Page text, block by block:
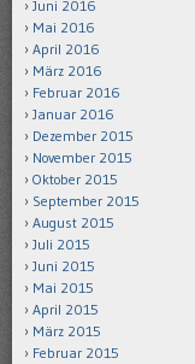
Juni 2016
Mai 2016
April 2016
März 2016
Februar 2016
Januar 2016
Dezember 2015
November 2015
Oktober 2015
September 2015
August 2015
Juli 2015
Juni 2015
Mai 2015
April 2015
März 2015
Februar 2015